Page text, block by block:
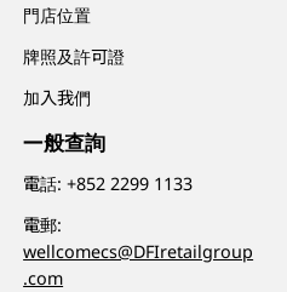
門店位置
牌照及許可證
加入我們
一般查詢
電話:+852 2299 1133
電郵:
wellcomecs@DFIretailgroup
.com